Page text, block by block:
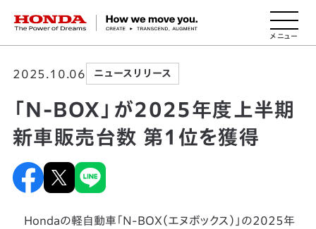
HONDA The Power of Dreams
2025.10.06 ニュースリリース
「N-BOX」が2025年度上半期
新車販売台数 第1位を獲得
Hondaの軽自動車「N-BOX（エヌボックス）」の2025年